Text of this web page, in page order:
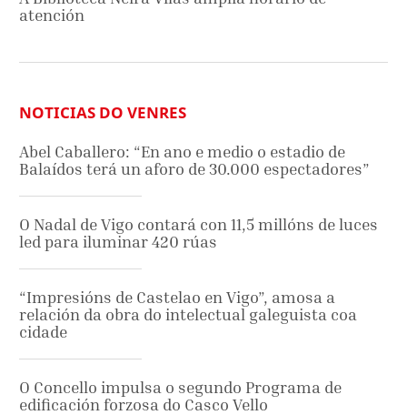
atención
NOTICIAS DO VENRES
Abel Caballero: “En ano e medio o estadio de
Balaídos terá un aforo de 30.000 espectadores”
O Nadal de Vigo contará con 11,5 millóns de luces
led para iluminar 420 rúas
“Impresións de Castelao en Vigo”, amosa a
relación da obra do intelectual galeguista coa
cidade
O Concello impulsa o segundo Programa de
edificación forzosa do Casco Vello